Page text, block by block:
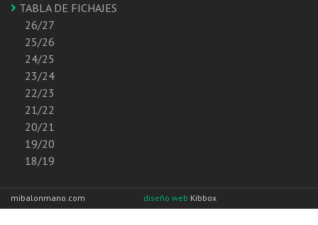
TABLA DE FICHAJES
26/27
25/26
24/25
23/24
22/23
21/22
20/21
19/20
18/19
mibalonmano.com diseño web Kibbox